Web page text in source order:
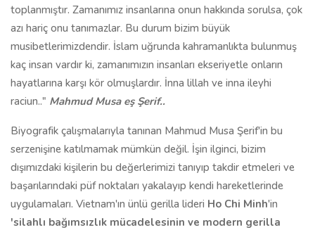
toplanmıştır. Zamanımız insanlarına onun hakkında sorulsa, çok
azı hariç onu tanımazlar. Bu durum bizim büyük
musibetlerimizdendir. İslam uğrunda kahramanlıkta bulunmuş
kaç insan vardır ki, zamanımızın insanları ekseriyetle onların
hayatlarına karşı kör olmuşlardır. İnna lillah ve inna ileyhi
raciun.." Mahmud Musa eş Şerif..
Biyografik çalışmalarıyla tanınan Mahmud Musa Şerif'in bu
serzenişine katılmamak mümkün değil. İşin ilginci, bizim
dışımızdaki kişilerin bu değerlerimizi tanıyıp takdir etmeleri ve
başarılarındaki püf noktaları yakalayıp kendi hareketlerinde
uygulamaları. Vietnam'ın ünlü gerilla lideri Ho Chi Minh'in
'silahlı bağımsızlık mücadelesinin ve modern gerilla